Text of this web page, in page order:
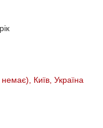
Київ, Україна